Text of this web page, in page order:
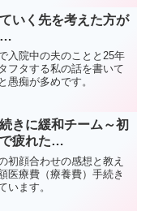
いく先を考えた方が
…
入院中の夫のことと25年
フタする私の話を書いて
愚痴が多めです。
きに緩和チーム～初
疲れた…
初顔合わせの感想と教え
医療費（療養費）手続き
います。